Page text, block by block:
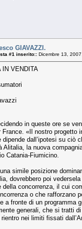
GIAVAZZI.
#1 inserito:: Dicembre 13,
IN VENDITA
in queste ore se
France. «Il nostro
dipende dall’ipotesi su ciò
Alitalia, la nuova
Catania-Fiumicino.
simile posizione
dovrebbero poi
della concorrenza, il cui
o che rafforzano
a fronte di un programma
generali, che si tratti
nei limiti fissati